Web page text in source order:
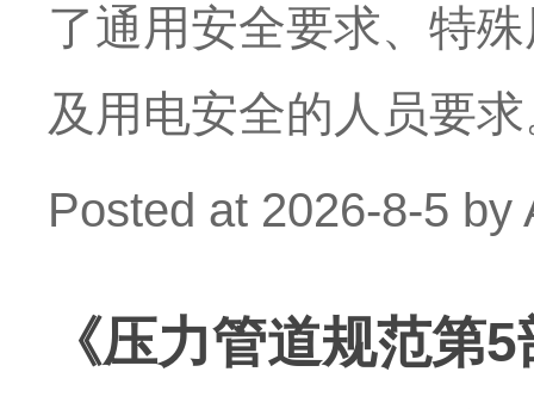
了通用安全要求、特
及用电安全的人员要
Posted at 2026-8-5 by
《压力管道规范第